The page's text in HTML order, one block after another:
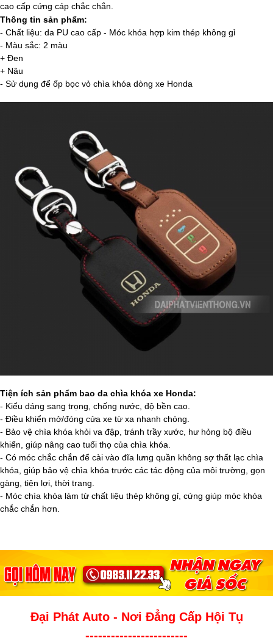
cao cấp cứng cáp chắc chắn.
Thông tin sản phẩm:
- Chất liệu: da PU cao cấp - Móc khóa hợp kim thép không gỉ
- Màu sắc: 2 màu
+ Đen
+ Nâu
- Sử dụng để ốp bọc vỏ chìa khóa dòng xe Honda
Tiện ích sản phẩm bao da chìa khóa xe Honda:
- Kiểu dáng sang trọng, chống nước, độ bền cao.
- Điều khiển mở/đóng cửa xe từ xa nhanh chóng.
- Bảo vệ chìa khóa khỏi va đập, tránh trầy xước, hư hỏng bộ điều
khiển, giúp nâng cao tuổi thọ của chìa khóa.
- Có móc chắc chắn để cài vào đĩa lưng quần không sợ thất lạc chìa
khóa, giúp bảo vệ chìa khóa trước các tác động của môi trường, gọn
gàng, tiện lợi, thời trang.
- Móc chìa khóa làm từ chất liệu thép không gỉ, cứng giúp móc khóa
chắc chắn hơn.
Đại Phát Auto - Nơi Đẳng Cấp Hội Tụ
------------------------